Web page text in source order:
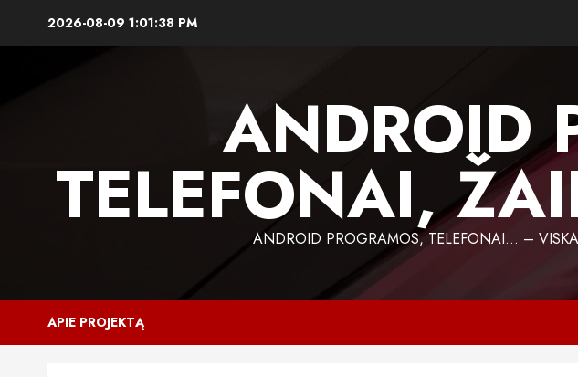
2026-08-09 1:01:39 PM
ANDROID
TELEFONAI,
ANDROID PROGRAMOS, TELEFONAI… –
APIE PROJEKTĄ